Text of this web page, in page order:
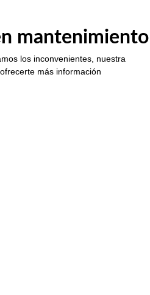
mantenimiento
los inconvenientes, nuestra
más información